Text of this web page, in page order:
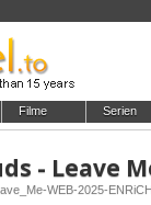
Filme Serien
- Leave
WEB-2025-ENRiCH